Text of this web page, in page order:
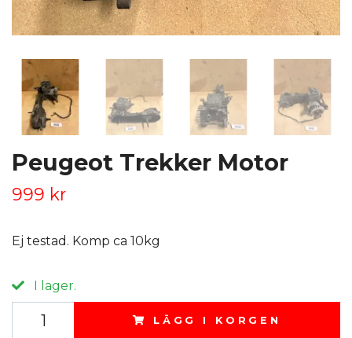
Peugeot Trekker Motor
999 kr
Ej testad. Komp ca 10kg
I lager.
LÄGG I KORGEN